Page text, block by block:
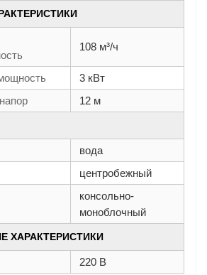
108 м³/ч
3 кВт
12 м
вода
центробежный
консольно-
моноблочный
ХАРАКТЕРИСТИКИ
220 В